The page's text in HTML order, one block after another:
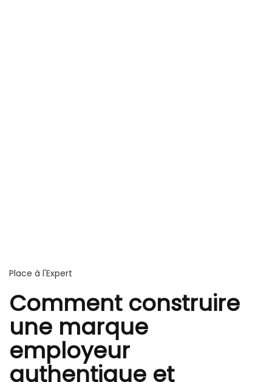
Place à l'Expert
Comment construire
une marque
employeur
authentique et